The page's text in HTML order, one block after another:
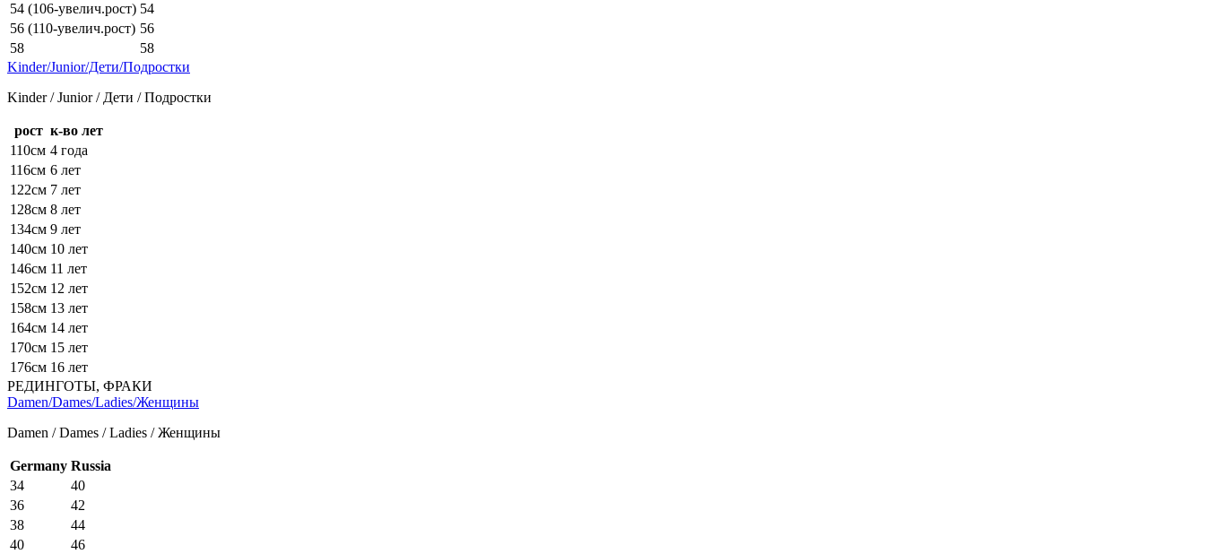
54 (106-увелич.рост) 54
56 (110-увелич.рост) 56
58
58
Kinder/Junior/Дети/Подростки
Kinder / Junior / Дети / Подростки
рост к-во лет
110см 4 года
116см 6 лет
122см 7 лет
128см 8 лет
134см 9 лет
140см 10 лет
146см 11 лет
152см 12 лет
158см 13 лет
164см 14 лет
170см 15 лет
176см 16 лет
РЕДИНГОТЫ, ФРАКИ
Damen/Dames/Ladies/Женщины
Damen / Dames / Ladies / Женщины
Germany Russia
34
40
36
42
38
44
40
46